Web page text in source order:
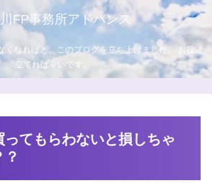
くなればと、このブログを立ち上げました。 お役に
立てれば幸いです。
ってもらわないと損しちゃ
？